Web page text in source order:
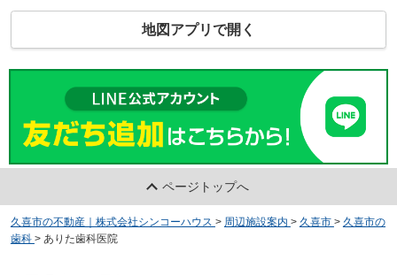
地図アプリで開く
ページトップへ
久喜市の不動産｜株式会社シンコーハウス > 周辺施設案内 > 久喜市 > 久喜市の
歯科 > ありた歯科医院